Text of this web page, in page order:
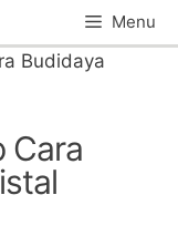
Menu
Budidaya
Cara